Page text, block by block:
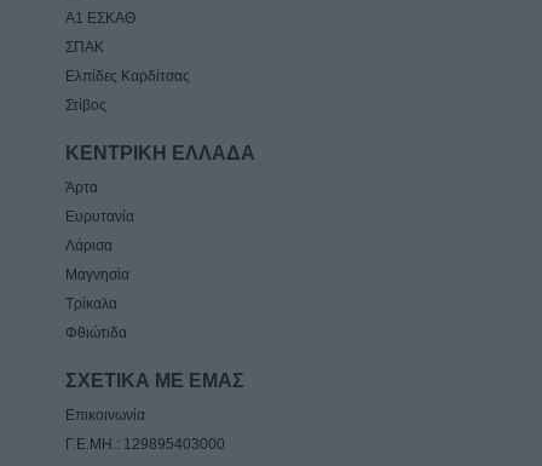
Α1 ΕΣΚΑΘ
ΣΠΑΚ
Ελπίδες Καρδίτσας
Στίβος
ΚΕΝΤΡΙΚΗ ΕΛΛΑΔΑ
Άρτα
Ευρυτανία
Λάρισα
Μαγνησία
Τρίκαλα
Φθιώτιδα
ΣΧΕΤΙΚΑ ΜΕ ΕΜΑΣ
Επικοινωνία
Γ.Ε.ΜΗ.: 129895403000